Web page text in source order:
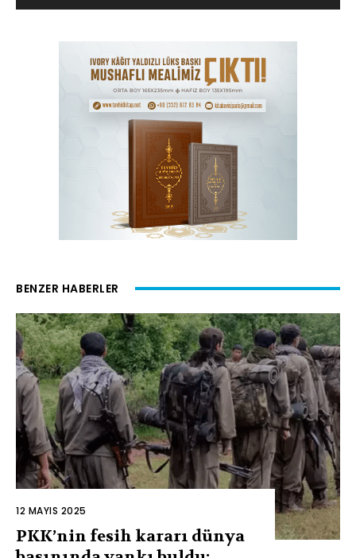
BENZER HABERLER
12 MAYIS 2025
PKK’nin fesih kararı dünya